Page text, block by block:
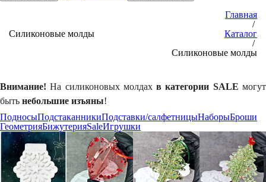
Силиконовые молды
Главная
/
Каталог
/
Силиконовые молды
Внимание! На силиконовых молдахв категории SALE могут
быть небольшие изъяны!
ПодносыПодстаканникиПодставки/салфетницыНаборыБроши
ГеометрияБижутерияSaleИгрушки